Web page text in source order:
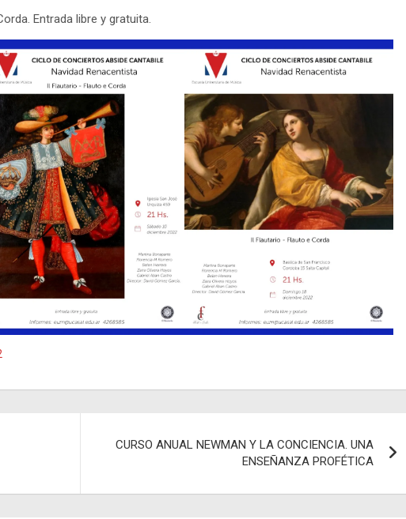
Entrada libre y gratuita.
CURSO ANUAL NEWMAN Y LA CONCIENCIA. UNA
ENSEÑANZA PROFÉTICA